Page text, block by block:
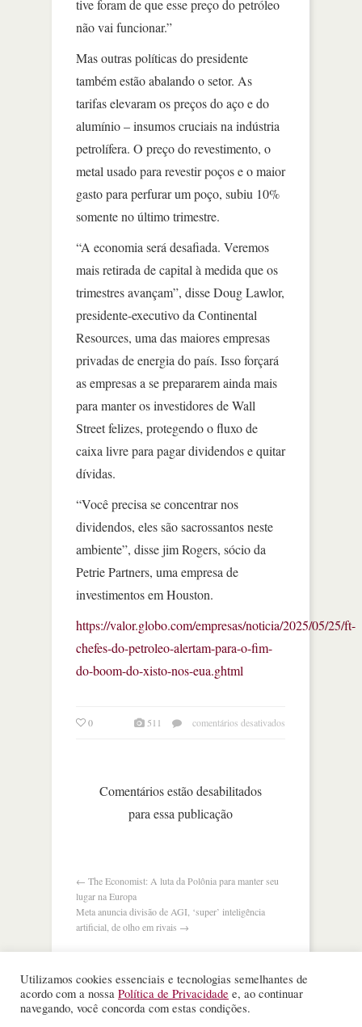
tive foram de que esse preço do petróleo
não vai funcionar.”
Mas outras políticas do presidente
também estão abalando o setor. As
tarifas elevaram os preços do aço e do
alumínio – insumos cruciais na indústria
petrolífera. O preço do revestimento, o
metal usado para revestir poços e o maior
gasto para perfurar um poço, subiu 10%
somente no último trimestre.
“A economia será desafiada. Veremos
mais retirada de capital à medida que os
trimestres avançam”, disse Doug Lawlor,
presidente-executivo da Continental
Resources, uma das maiores empresas
privadas de energia do país. Isso forçará
as empresas a se prepararem ainda mais
para manter os investidores de Wall
Street felizes, protegendo o fluxo de
caixa livre para pagar dividendos e quitar
dívidas.
“Você precisa se concentrar nos
dividendos, eles são sacrossantos neste
ambiente”, disse jim Rogers, sócio da
Petrie Partners, uma empresa de
investimentos em Houston.
https://valor.globo.com/empresas/noticia/2025/05/25/ft-
chefes-do-petroleo-alertam-para-o-fim-
do-boom-do-xisto-nos-eua.ghtml
0 511 comentários desativados
Comentários estão desabilitados
para essa publicação
← The Economist: A luta da Polônia para manter seu
lugar na Europa
Meta anuncia divisão de AGI, ‘super’ inteligência
artificial, de olho em rivais →
Nota Alta ESPM . Todos os direitos reservados.
Utilizamos cookies essenciais e tecnologias semelhantes de
acordo com a nossa Política de Privacidade e, ao continuar
navegando, você concorda com estas condições.